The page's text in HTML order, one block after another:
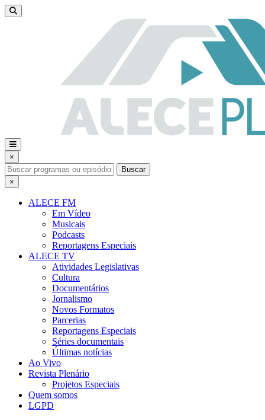
×
Buscar
×
ALECE FM
Em Vídeo
Musicais
Podcasts
Reportagens Especiais
ALECE TV
Atividades Legislativas
Cultura
Documentários
Jornalismo
Novos Formatos
Parcerias
Reportagens Especiais
Séries documentais
Últimas notícias
Ao Vivo
Revista Plenário
Projetos Especiais
Quem somos
LGPD